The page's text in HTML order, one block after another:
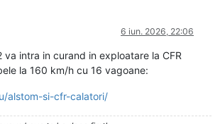
6 iun. 2026, 22:06
va intra in curand in exploatare la CFR
la 160 km/h cu 16 vagoane:
alstom-si-cfr-calatori/